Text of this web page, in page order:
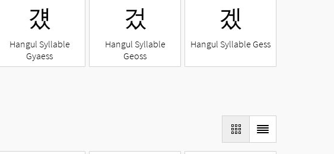
걨
Hangul Syllable
Gyaess
겄
Hangul Syllable
Geoss
겠
Hangul Syllable Gess